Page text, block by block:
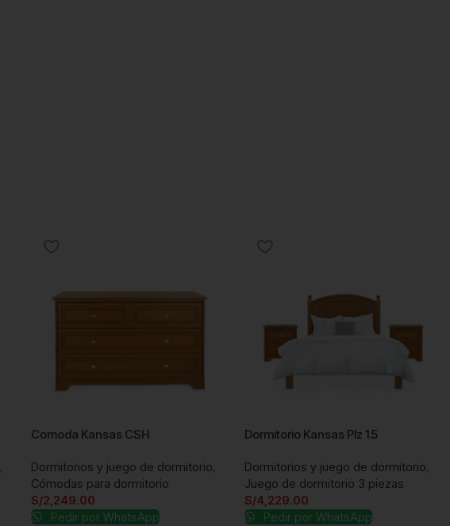
,
Comoda Kansas CSH
Dormitorios y juego de dormitorio,
Cómodas para dormitorio
S/2,249.00
Pedir por WhatsApp
Dormitorio Kansas Plz 1.5
Dormitorios y juego de dormitorio,
Juego de dormitorio 3 piezas
S/4,229.00
Pedir por WhatsApp